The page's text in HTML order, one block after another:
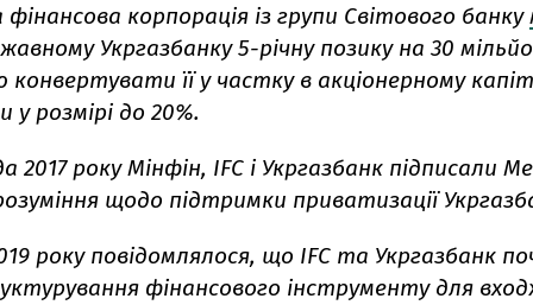
корпорація із групи Світового банку
Укргазбанку 5-річну позику на 30
її у частку в акціонерному
у розмірі до 20%.
2017 року Мінфін, IFC і Укргазбанк підписали
щодо підтримки приватизації
року повідомлялося, що IFC та Укргазбанк
фінансового інструменту для